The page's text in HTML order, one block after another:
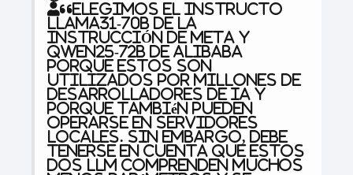
“Elegimos el INSTRUCTO
LLAMA31-70B DE LA
INSTRUCCIÓN DE META Y
QWEN25-72B DE ALIBABA
porque estos son
utilizados por millones de
desarrolladores de IA y
porque también pueden
operarse en servidores
locales. Sin embargo, debe
tenerse en cuenta que estos
dos LLM comprenden muchos